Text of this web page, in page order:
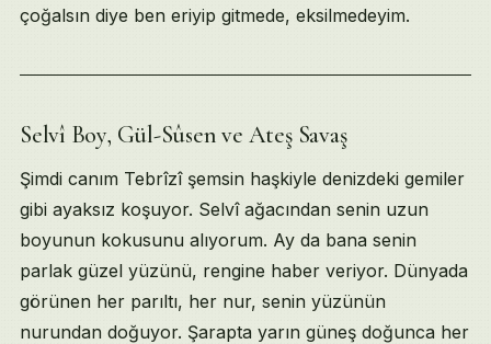
çoğalsın diye ben eriyip gitmede, eksilmedeyim.
Selvî Boy, Gül-Sûsen ve Ateş Savaş
Şimdi canım Tebrîzî şemsin haşkiyle denizdeki gemiler
gibi ayaksız koşuyor. Selvî ağacından senin uzun
boyunun kokusunu alıyorum. Ay da bana senin
parlak güzel yüzünü, rengine haber veriyor. Dünyada
görünen her parıltı, her nur, senin yüzünün
nurundan doğuyor. Şarapta yarın güneş doğunca her